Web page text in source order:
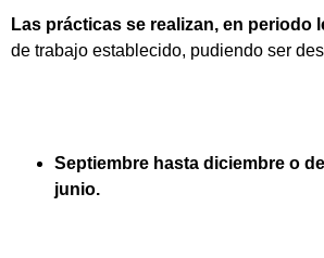
Las prácticas se realizan, en periodo
de trabajo establecido, pudiendo ser
Septiembre hasta diciembre o
junio.